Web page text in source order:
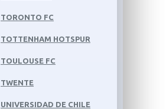
TORONTO FC
TOTTENHAM HOTSPUR
TOULOUSE FC
TWENTE
UNIVERSIDAD DE CHILE